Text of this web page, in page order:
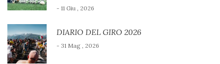
- 11 Giu , 2026
DIARIO DEL GIRO 2026
- 31 Mag , 2026